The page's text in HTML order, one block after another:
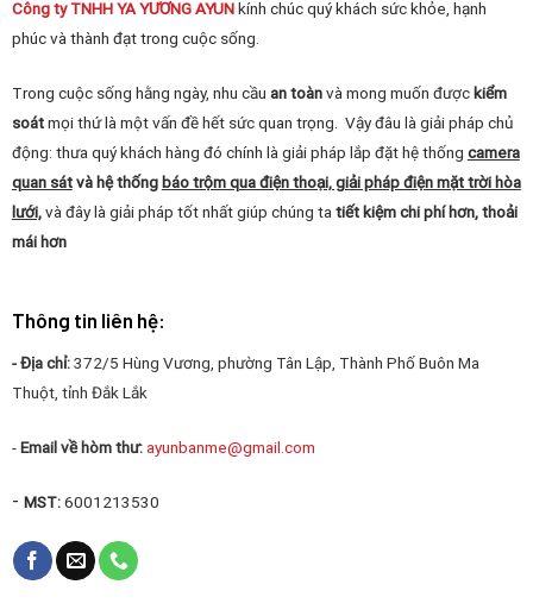
Công ty TNHH YA YƯƠNG AYUNkính chúc quý khách sức khỏe, hạnh
phúc và thành đạt trong cuộc sống.
Trong cuộc sống hằng ngày, nhu cầu an toànvà mong muốn được kiểm
soátmọi thứ là một vấn đề hết sức quan trọng. Vậy đâu là giải pháp chủ
động: thưa quý khách hàng đó chính là giải pháp lắp đặt hệ thống camera
quan sátvà hệ thống báo trộm qua điện thoại, giải pháp điện mặt trời hòa
lưới, và đây là giải pháp tốt nhất giúp chúng ta tiết kiệm chi phí hơn, thoải
mái hơn
Thông tin liên hệ:
- Địa chỉ:372/5 Hùng Vương, phường Tân Lập, Thành Phố Buôn Ma
Thuột, tỉnh Đắk Lắk
-Email về hòm thư:ayunbanme@gmail.com
- MST:6001213530